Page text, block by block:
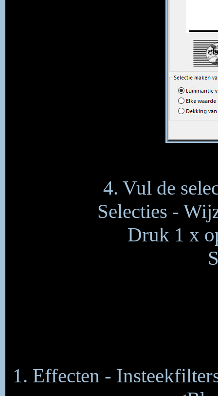
4. Vul de
Selecties -
Druk 1 x
1. Effecten -